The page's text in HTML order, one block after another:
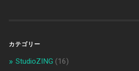
カテゴリー
StudioZING (16)